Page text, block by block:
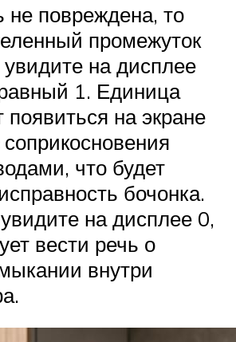
не повреждена, то
промежуток
на дисплее
1. Единица
на экране
что будет
бочонка.
на дисплее 0,
вести речь о
внутри